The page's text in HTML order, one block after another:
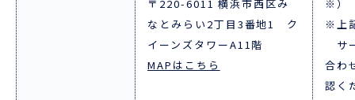
お役立ちメニュー
〒220-6011 横浜市西区み
なとみらい2丁目3番地1 ク
イーンズタワーA11階
MAPはこちら
※）
※上
サ
合わ
認く